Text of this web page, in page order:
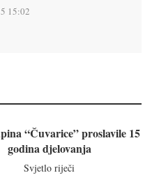
15:02
“Čuvarice” proslavile 15
godina djelovanja
Svjetlo riječi